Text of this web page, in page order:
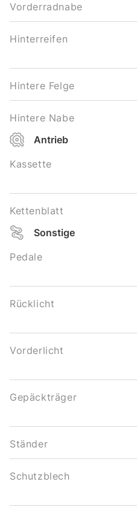
Vorderradnabe
Hinterreifen
Hintere Felge
Hintere Nabe
Antrieb
Kassette
Kettenblatt
Sonstige
Pedale
Rücklicht
Vorderlicht
Gepäckträger
Ständer
Schutzblech